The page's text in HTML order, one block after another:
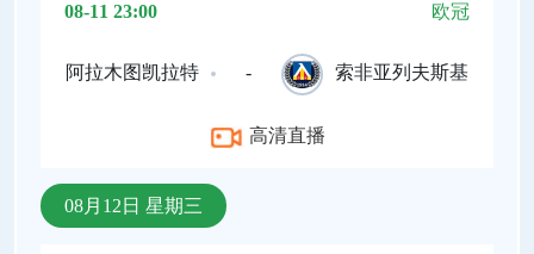
08-11 23:00 欧冠
阿拉木图凯拉特 - 索非亚列夫斯基
高清直播
08月12日 星期三